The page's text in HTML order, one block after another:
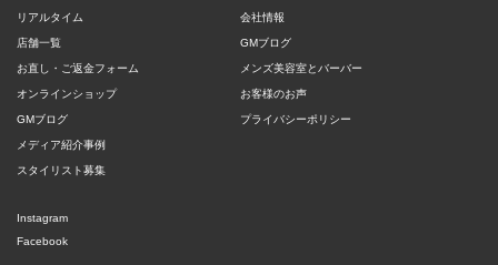
リアルタイム
店舗一覧
お直し・ご返金フォーム
オンラインショップ
GMブログ
メディア紹介事例
スタイリスト募集
会社情報
GMブログ
メンズ美容室とバーバー
お客様のお声
プライバシーポリシー
Instagram
Facebook